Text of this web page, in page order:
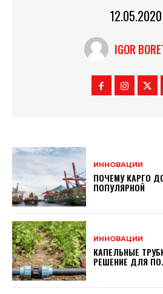
12.05.2020
IGOR
ИННОВАЦИИ
ПОЧЕМУ КАРГО
ПОПУЛЯРНОЙ
ИННОВАЦИИ
КАПЕЛЬНЫЕ
РЕШЕНИЕ ДЛЯ